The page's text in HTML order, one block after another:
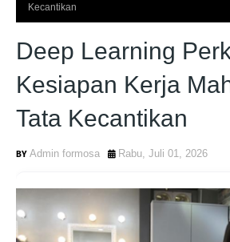
Kecantikan
Deep Learning
Kesiapan Kerja
Tata Kecantikan
Admin formosa Rabu, Juli 01, 2026